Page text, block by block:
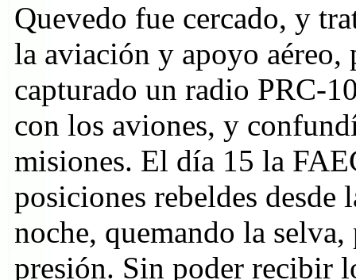
Quevedo fue cercado, y
la aviación y apoyo aéreo,
capturado un radio PRC-
con los aviones, y
misiones. El día 15 la
posiciones rebeldes desde
noche, quemando la
presión. Sin poder recibir